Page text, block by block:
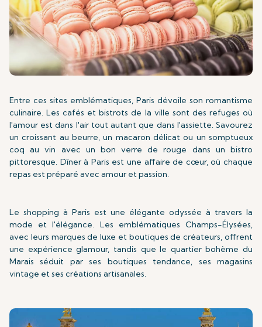
Entre ces sites emblématiques, Paris dévoile son romantisme
culinaire. Les cafés et bistrots de la ville sont des refuges où
l'amour est dans l'air tout autant que dans l'assiette. Savourez
un croissant au beurre, un macaron délicat ou un somptueux
coq au vin avec un bon verre de rouge dans un bistro
pittoresque. Dîner à Paris est une affaire de cœur, où chaque
repas est préparé avec amour et passion.
Le shopping à Paris est une élégante odyssée à travers la
mode et l'élégance. Les emblématiques Champs-Élysées,
avec leurs marques de luxe et boutiques de créateurs, offrent
une expérience glamour, tandis que le quartier bohème du
Marais séduit par ses boutiques tendance, ses magasins
vintage et ses créations artisanales.